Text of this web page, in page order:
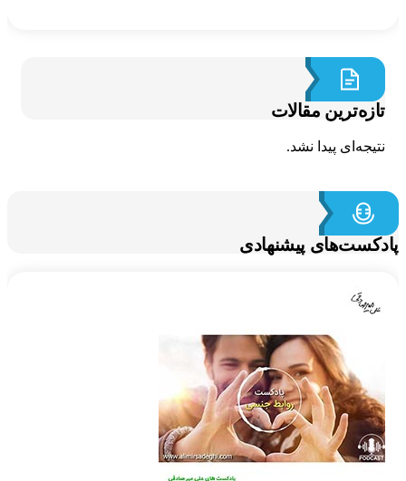
مقالات
پیدا نشد.
پیشنهادی